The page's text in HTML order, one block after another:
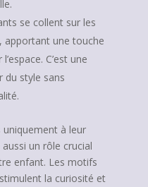
se collent sur les
apportant une touche
C’est une
du style sans
uniquement à leur
un rôle crucial
enfant. Les motifs
la curiosité et